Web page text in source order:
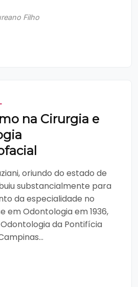
Filho
na Cirurgia e
oriundo do estado de
substancialmente para
da especialidade no
em Odontologia em 1936,
da Pontifícia